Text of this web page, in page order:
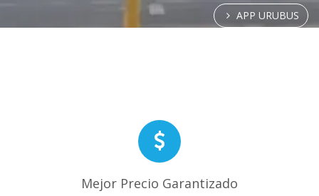
APP URUBUS
Mejor Precio Garantizado